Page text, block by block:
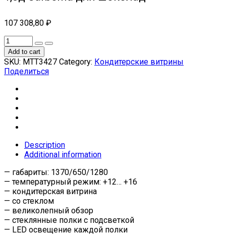
107 308,80 ₽
Add to cart
SKU: МТТ3427 Category: Кондитерские витрины
Поделиться
Description
Additional information
— габариты: 1370/650/1280
— температурный режим: +12… +16
— кондитерская витрина
— со стеклом
— великолепный обзор
— стеклянные полки с подсветкой
— LED освещение каждой полки